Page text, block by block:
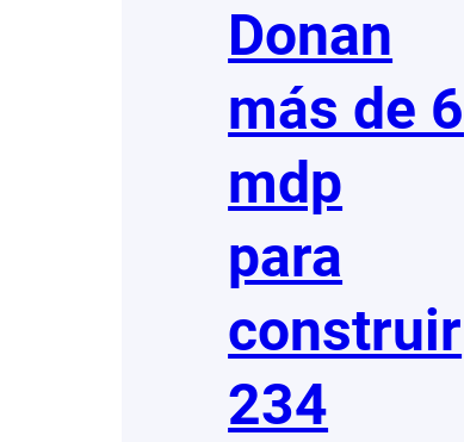
Donan
más de 6
mdp
para
construir
234